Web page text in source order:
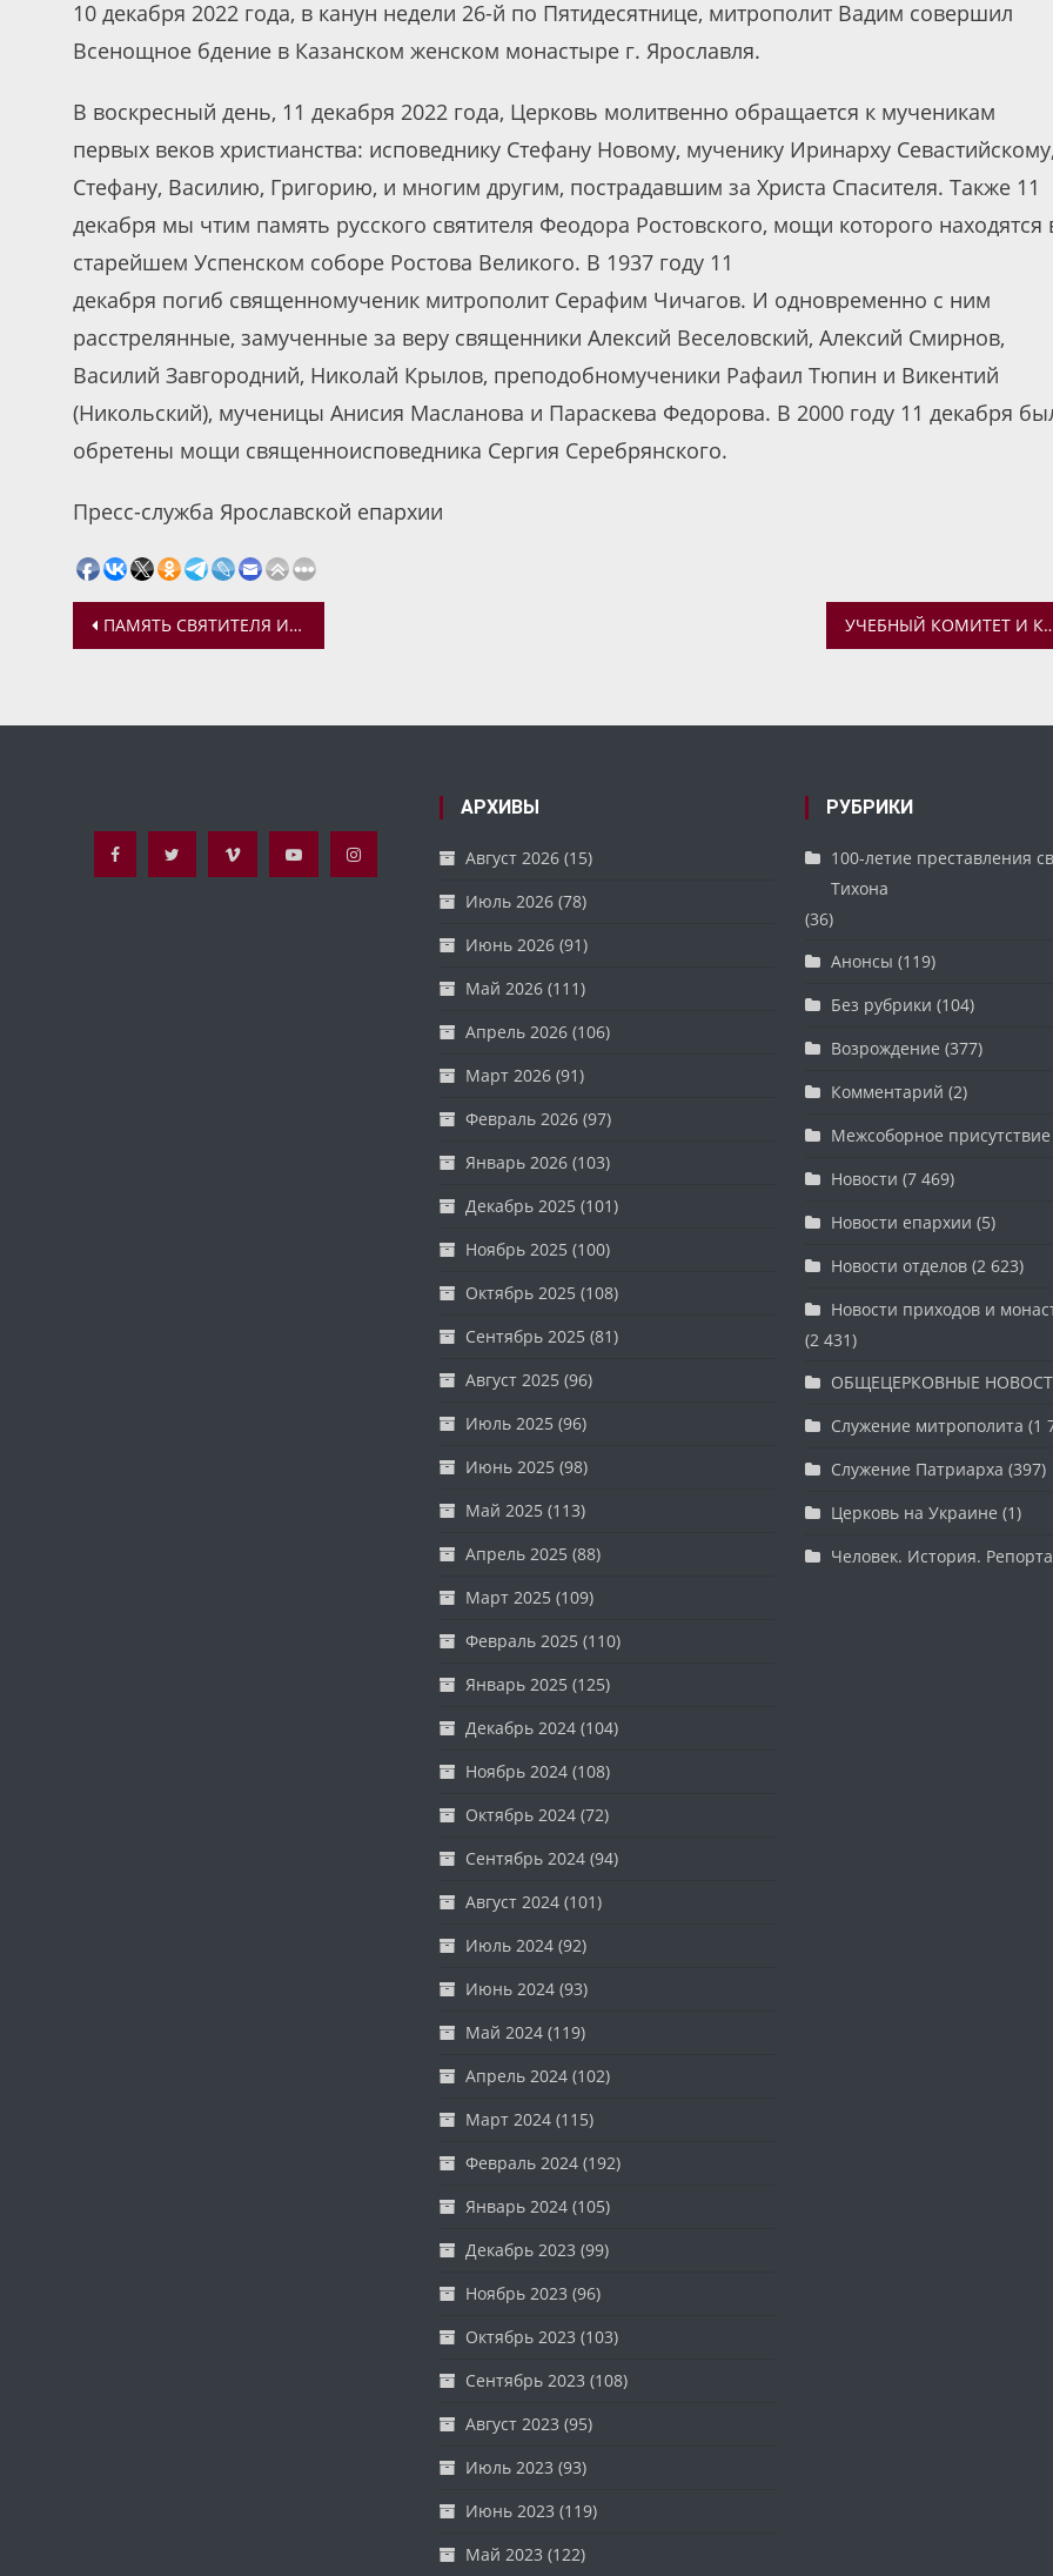
10 декабря 2022 года, в канун недели 26-й по Пятидесятнице, митрополит Вадим совершил
Всенощное бдение в Казанском женском монастыре г. Ярославля.
В воскресный день, 11 декабря 2022 года, Церковь молитвенно обращается к мученикам
первых веков христианства: исповеднику Стефану Новому, мученику Иринарху Севастийскому,
Стефану, Василию, Григорию, и многим другим, пострадавшим за Христа Спасителя. Также 11
декабря мы чтим память русского святителя Феодора Ростовского, мощи которого находятся
старейшем Успенском соборе Ростова Великого. В 1937 году 11
декабря погиб священномученик митрополит Серафим Чичагов. И одновременно с ним
расстрелянные, замученные за веру священники Алексий Веселовский, Алексий Смирнов,
Василий Завгородний, Николай Крылов, преподобномученики Рафаил Тюпин и Викентий
(Никольский), мученицы Анисия Масланова и Параскева Федорова. В 2000 году 11 декабря
обретены мощи священноисповедника Сергия Серебрянского.
Пресс-служба Ярославской епархии
Навигация
записям
ПАМЯТЬ СВЯТИТЕЛЯ ИАКОВА ОТПРАЗДНОВАЛИ В СПАСО-ЯКОВЛЕВСКОМ МОНАСТЫРЕ УЧЕБНЫЙ КОМИТЕТ И КОМПАНИЯ «АНТИПЛАГИАТ» ПРОВЕЛИ
АРХИВЫ
Август 2026(15)
Июль 2026(78)
Июнь 2026(91)
Май 2026(111)
Апрель 2026(106)
Март 2026(91)
Февраль 2026(97)
Январь 2026(103)
Декабрь 2025 (101)
Ноябрь 2025 (100)
Октябрь 2025 (108)
Сентябрь 2025 (81)
Август 2025 (96)
Июль 2025 (96)
Июнь 2025 (98)
Май 2025 (113)
Апрель 2025 (88)
Март 2025 (109)
Февраль 2025 (110)
Январь 2025 (125)
Декабрь 2024(104)
Ноябрь 2024(108)
Октябрь 2024(72)
Сентябрь 2024(94)
Август 2024(101)
Июль 2024(92)
Июнь 2024(93)
Май 2024(119)
Апрель 2024(102)
Март 2024(115)
Февраль 2024(192)
Январь 2024(105)
Декабрь 2023 (99)
Ноябрь 2023 (96)
Октябрь 2023 (103)
Сентябрь 2023 (108)
Август 2023 (95)
Июль 2023 (93)
Июнь 2023 (119)
Май 2023 (122)
РУБРИКИ
100-летие преставления
Тихона
(36)
Анонсы (119)
Без рубрики (104)
Возрождение (377)
Комментарий (2)
Межсоборное присутствие
Новости (7 469)
Новости епархии (5)
Новости отделов(2 623)
Новости приходов и
(2 431)
ОБЩЕЦЕРКОВНЫЕ
Служение митрополита (1
Служение Патриарха (397)
Церковь на Украине (1)
Человек. История.